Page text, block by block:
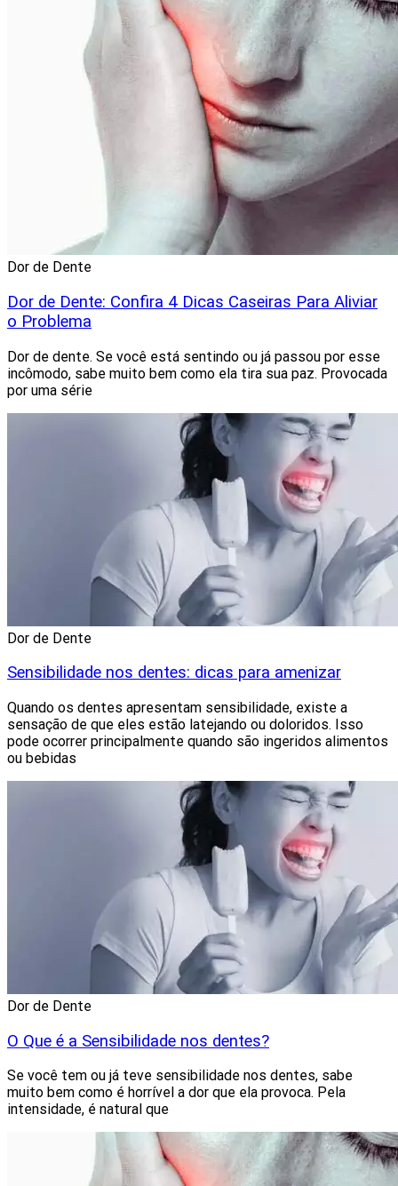
Dor de Dente
Dor de Dente: Confira 4 Dicas Caseiras Para Aliviar
o Problema
Dor de dente. Se você está sentindo ou já passou por esse
incômodo, sabe muito bem como ela tira sua paz. Provocada
por uma série
Dor de Dente
Sensibilidade nos dentes: dicas para amenizar
Quando os dentes apresentam sensibilidade, existe a
sensação de que eles estão latejando ou doloridos. Isso
pode ocorrer principalmente quando são ingeridos alimentos
ou bebidas
Dor de Dente
O Que é a Sensibilidade nos dentes?
Se você tem ou já teve sensibilidade nos dentes, sabe
muito bem como é horrível a dor que ela provoca. Pela
intensidade, é natural que